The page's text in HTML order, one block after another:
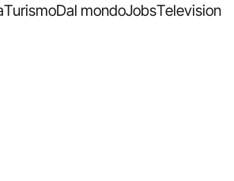
TurismoDal mondoJobsTelevision